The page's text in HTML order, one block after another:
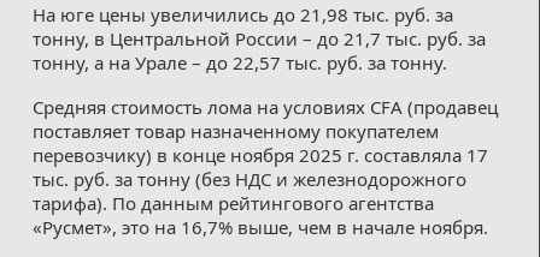
На юге цены увеличились до 21,98 тыс. руб. за
тонну, в Центральной России – до 21,7 тыс. руб. за
тонну, а на Урале – до 22,57 тыс. руб. за тонну.
Средняя стоимость лома на условиях CFA (продавец
поставляет товар назначенному покупателем
перевозчику) в конце ноября 2025 г. составляла 17
тыс. руб. за тонну (без НДС и железнодорожного
тарифа). По данным рейтингового агентства
«Русмет», это на 16,7% выше, чем в начале ноября.